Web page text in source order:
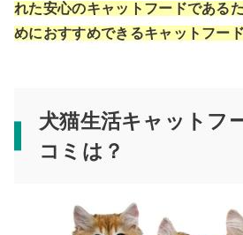
れた安心のキャットフードである
めにおすすめできるキャットフード
犬猫生活キャットフ
コミは？